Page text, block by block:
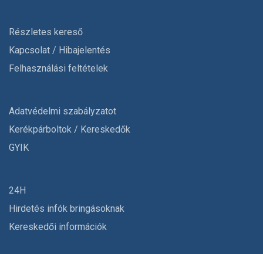
Részletes kereső
Kapcsolat / Hibajelentés
Felhasználási feltételek
Adatvédelmi szabályzatot
Kerékpárboltok / Kereskedők
GYIK
24H
Hirdetés infók bringásoknak
Kereskedői információk